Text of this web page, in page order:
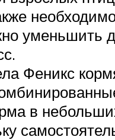
уменьшить
Феникс
в